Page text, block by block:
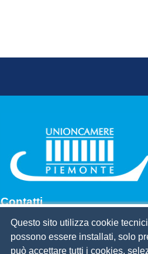
Contatti
Via Pomba, 23 - 10123 Torino
Tel. 011.5669201
Questo sito utilizza cookie
possono essere installati, solo
può accettare tutti i cookies,